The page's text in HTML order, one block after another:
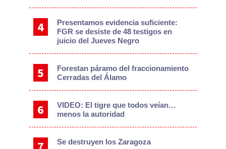
Presentamos evidencia suficiente:
FGR se desiste de 48 testigos en
juicio del Jueves Negro
Forestan páramo del fraccionamiento
Cerradas del Álamo
VIDEO: El tigre que todos veían…
menos la autoridad
Se destruyen los Zaragoza